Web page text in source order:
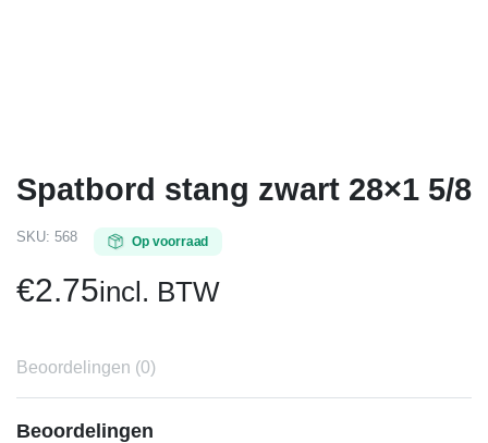
Spatbord stang zwart 28×1 5/8
SKU: 568 Op voorraad
€2.75incl. BTW
Beoordelingen (0)
Beoordelingen